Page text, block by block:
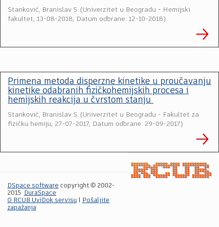
Stanković, Branislav S. (Univerzitet u Beogradu - Hemijski
fakultet, 13-08-2018, Datum odbrane: 12-10-2018)
Primena metoda disperzne kinetike u proučavanju
kinetike odabranih fizičkohemijskih procesa i
hemijskih reakcija u čvrstom stanju
Stanković, Branislav S. (Univerzitet u Beogradu - Fakultet za
fizičku hemiju, 27-07-2017, Datum odbrane: 29-09-2017)
DSpace software copyright © 2002-
2015
DuraSpace
O RCUB UviDok servisu
Pošaljite
zapažanja